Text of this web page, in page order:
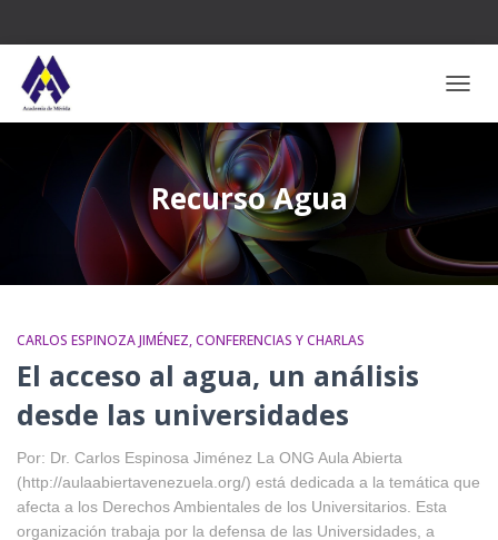
Recurso Agua
CARLOS ESPINOZA JIMÉNEZ CONFERENCIAS Y CHARLAS
El acceso al agua, un análisis
desde las universidades
Por: Dr. Carlos Espinosa Jiménez La ONG Aula Abierta
(http://aulaabiertavenezuela.org/) está dedicada a la temática que
afecta a los Derechos Ambientales de los Universitarios. Esta
organización trabaja por la defensa de las Universidades, a